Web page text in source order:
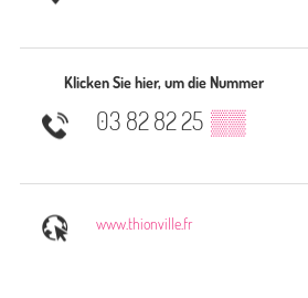
Klicken Sie hier, um die Nummer
03 82 82 25 ▒▒
www.thionville.fr